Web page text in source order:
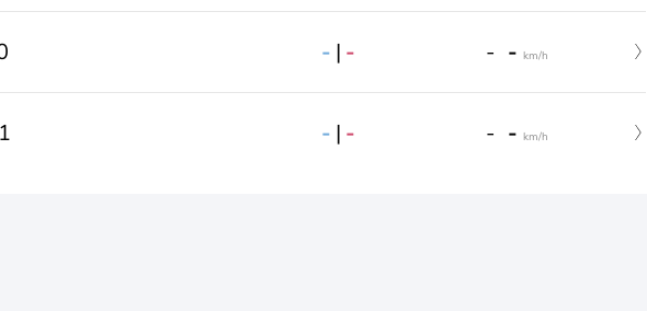
- | - - - km/h
- | - - - km/h